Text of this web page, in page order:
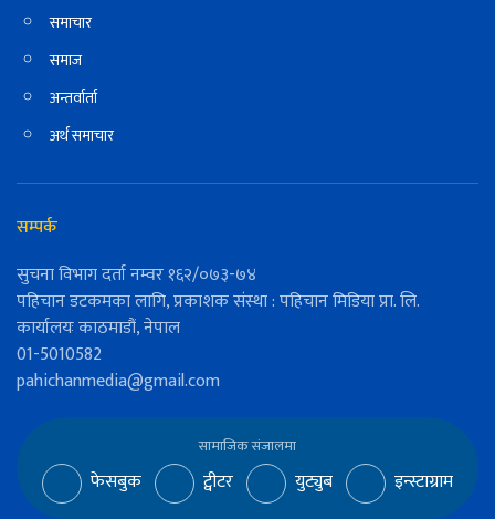
समाचार
समाज
अन्तर्वार्ता
अर्थ समाचार
सम्पर्क
सुचना विभाग दर्ता नम्वर १६२/०७३-७४
पहिचान डटकमका लागि, प्रकाशक संस्था : पहिचान मिडिया प्रा. लि.
कार्यालयः काठमाडौं, नेपाल
01-5010582
pahichanmedia@gmail.com
सामाजिक संजालमा
फेसबुक ट्वीटर युट्युब इन्स्टाग्राम